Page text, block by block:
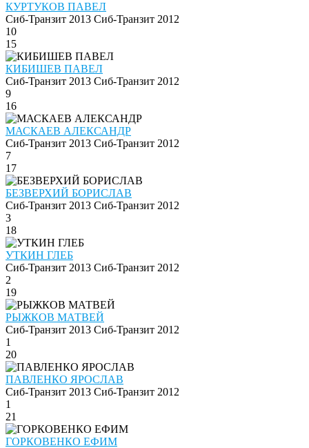
КУРТУКОВ ПАВЕЛ
Сиб-Транзит 2013 Сиб-Транзит 2012
10
15
КИБИШЕВ ПАВЕЛ
Сиб-Транзит 2013 Сиб-Транзит 2012
9
16
МАСКАЕВ АЛЕКСАНДР
Сиб-Транзит 2013 Сиб-Транзит 2012
7
17
БЕЗВЕРХИЙ БОРИСЛАВ
Сиб-Транзит 2013 Сиб-Транзит 2012
3
18
УТКИН ГЛЕБ
Сиб-Транзит 2013 Сиб-Транзит 2012
2
19
РЫЖКОВ МАТВЕЙ
Сиб-Транзит 2013 Сиб-Транзит 2012
1
20
ПАВЛЕНКО ЯРОСЛАВ
Сиб-Транзит 2013 Сиб-Транзит 2012
1
21
ГОРКОВЕНКО ЕФИМ